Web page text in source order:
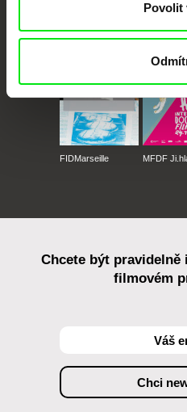
Povolit
FIDMarseille MFDF
Chcete být pravidelně
filmovém